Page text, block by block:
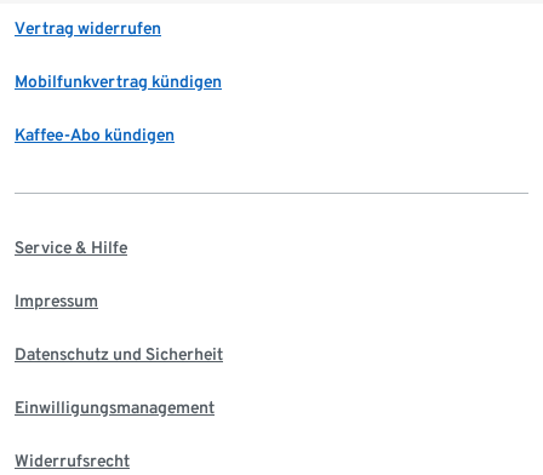
Vertrag widerrufen
Mobilfunkvertrag kündigen
Kaffee-Abo kündigen
Service & Hilfe
Impressum
Datenschutz und Sicherheit
Einwilligungsmanagement
Widerrufsrecht